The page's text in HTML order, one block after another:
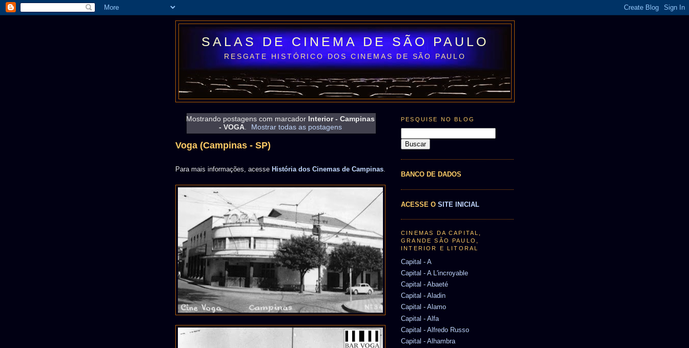
SALAS DE CINEMA DE SÃO PAULO
RESGATE HISTÓRICO DOS CINEMAS DE SÃO PAULO
Mostrando postagens com marcador Interior - Campinas
- VOGA. Mostrar todas as postagens
Voga (Campinas - SP)
Para mais informações, acesse História dos Cinemas de Campinas.
PESQUISE NO BLOG
BANCO DE DADOS
ACESSE O SITE INICIAL
CINEMAS DA CAPITAL,
GRANDE SÃO PAULO,
INTERIOR E LITORAL
Capital - A
Capital - A L'incroyable
Capital - Abaeté
Capital - Aladin
Capital - Alamo
Capital - Alfa
Capital - Alfredo Russo
Capital - Alhambra